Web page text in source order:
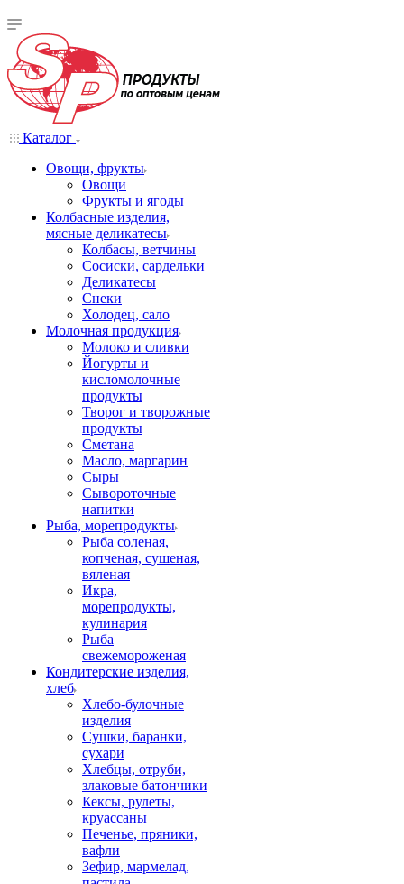
Каталог
Овощи, фрукты
Овощи
Фрукты и ягоды
Колбасные изделия,
мясные деликатесы
Колбасы, ветчины
Сосиски, сардельки
Деликатесы
Снеки
Холодец, сало
Молочная продукция
Молоко и сливки
Йогурты и
кисломолочные
продукты
Творог и творожные
продукты
Сметана
Масло, маргарин
Сыры
Сывороточные
напитки
Рыба, морепродукты
Рыба соленая,
копченая, сушеная,
вяленая
Икра,
морепродукты,
кулинария
Рыба
свежемороженая
Кондитерские изделия,
хлеб
Хлебо-булочные
изделия
Сушки, баранки,
сухари
Хлебцы, отруби,
злаковые батончики
Кексы, рулеты,
круассаны
Печенье, пряники,
вафли
Зефир, мармелад,